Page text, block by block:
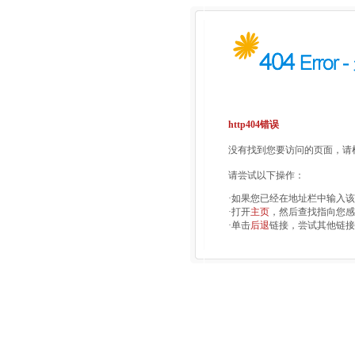
http404错误
没有找到您要访问的页面，
请尝试以下操作：
·如果您已经在地址栏中输入
·打开主页 ，然后查找指向您
·单击后退链接，尝试其他链